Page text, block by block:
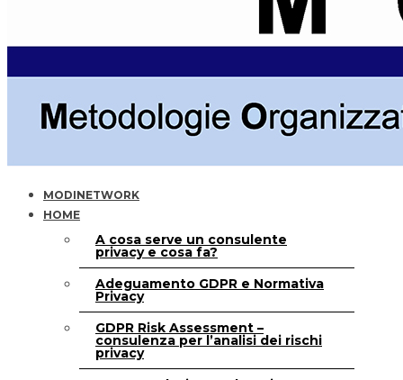
MODINETWORK
HOME
A cosa serve un consulente
privacy e cosa fa?
Adeguamento GDPR e Normativa
Privacy
GDPR Risk Assessment –
consulenza per l’analisi dei rischi
privacy